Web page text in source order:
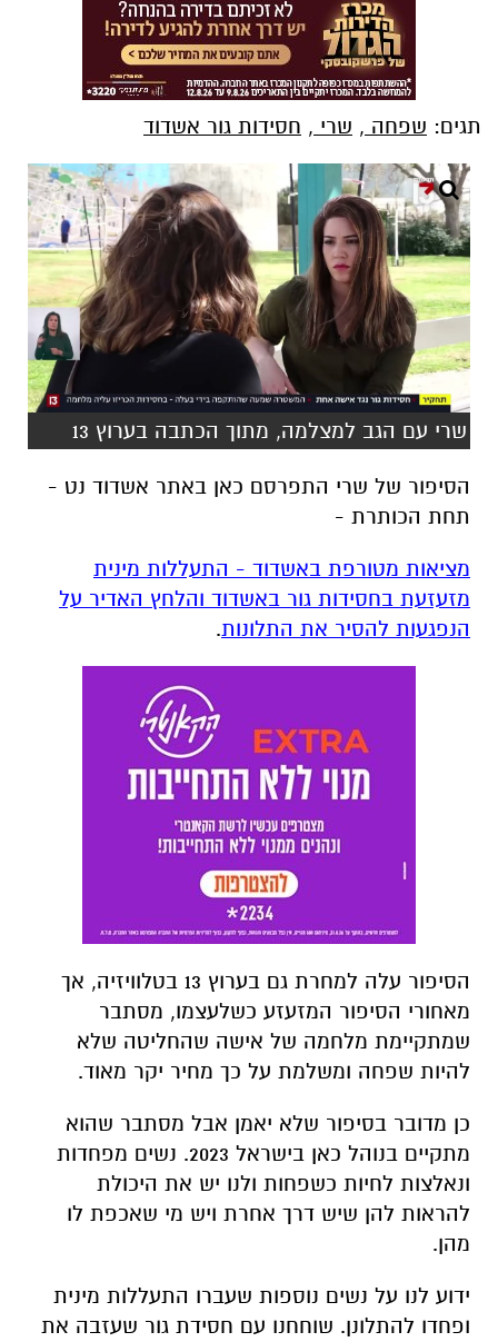
תגים: שפחה , שרי , חסידות גור אשדוד
שרי עם הגב למצלמה, מתוך הכתבה בערוץ 13
הסיפור של שרי התפרסם כאן באתר אשדוד נט -
תחת הכותרת -
מציאות מטורפת באשדוד - התעללות מינית
מזעזעת בחסידות גור באשדוד והלחץ האדיר על
הנפגעות להסיר את התלונות.
הסיפור עלה למחרת גם בערוץ 13 בטלוויזיה, אך
מאחורי הסיפור המזעזע כשלעצמו, מסתבר
שמתקיימת מלחמה של אישה שהחליטה שלא
להיות שפחה ומשלמת על כך מחיר יקר מאוד.
כן מדובר בסיפור שלא יאמן אבל מסתבר שהוא
מתקיים בנוהל כאן בישראל 2023. נשים מפחדות
ונאלצות לחיות כשפחות ולנו יש את היכולת
להראות להן שיש דרך אחרת ויש מי שאכפת לו
מהן.
ידוע לנו על נשים נוספות שעברו התעללות מינית
ופחדו להתלונן. שוחחנו עם חסידת גור שעזבה את